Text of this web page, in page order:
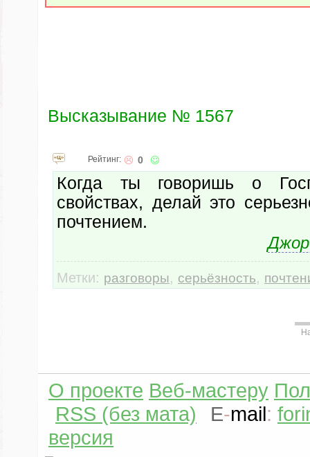
Высказывание № 1567
Рейтинг: 0
Когда ты говоришь о
свойствах, делай это
почтением.
Метки: разговоры, серьёзность,
О проекте Веб-мастеру
RSS (без мата)
E-mail:
версия